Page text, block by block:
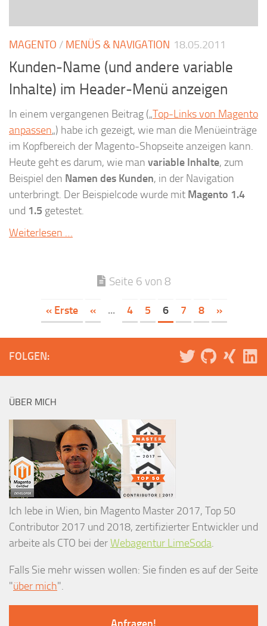
MAGENTO / MENÜS & NAVIGATION 18.05.2011
Kunden-Name (und andere variable
Inhalte) im Header-Menü anzeigen
In einem vergangenen Beitrag („Top-Links von Magento
anpassen„) habe ich gezeigt, wie man die Menüeinträge
im Kopfbereich der Magento-Shopseite anzeigen kann.
Heute geht es darum, wie man variable Inhalte, zum
Beispiel den Namen des Kunden, in der Navigation
unterbringt. Der Beispielcode wurde mit Magento 1.4
und 1.5 getestet.
Weiterlesen …
Seite 6 von 8
« Erste « ... 4 5 6 7 8 »
FOLGEN:
ÜBER MICH
Ich lebe in Wien, bin Magento Master 2017, Top 50
Contributor 2017 und 2018, zertifizierter Entwickler und
arbeite als CTO bei derWebagentur LimeSoda.
Falls Sie mehr wissen wollen: Sie finden es auf der Seite
"über mich".
Anfragen!